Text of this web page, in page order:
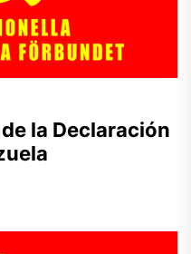
la Declaración